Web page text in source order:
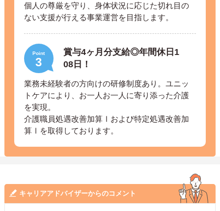
個人の尊厳を守り、身体状況に応じた切れ目の
ない支援が行える事業運営を目指します。
Point
3
賞与4ヶ月分支給◎年間休日1
08日！
業務未経験者の方向けの研修制度あり。ユニッ
トケアにより、お一人お一人に寄り添った介護
を実現。
介護職員処遇改善加算Ⅰおよび特定処遇改善加
算Ⅰを取得しております。
キャリアアドバイザーからのコメント